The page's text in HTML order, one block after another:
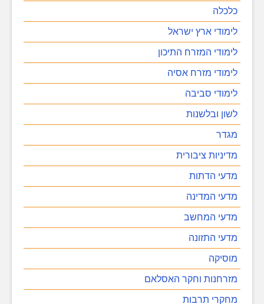
כלכלה
לימודי ארץ ישראל
לימודי המזרח התיכון
לימודי מזרח אסיה
לימודי סביבה
לשון ובלשנות
מגדר
מדיניות ציבורית
מדעי הדתות
מדעי המדינה
מדעי המחשב
מדעי התזונה
מוסיקה
מזרחנות וחקר האסלאם
מחקרי תרבות